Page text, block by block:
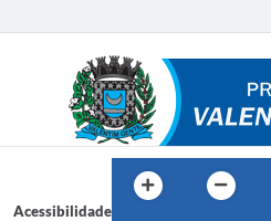
Acessibilidade